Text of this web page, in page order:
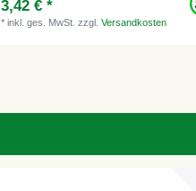
3,42 € *
*inkl. ges. MwSt. zzgl.Versandkosten